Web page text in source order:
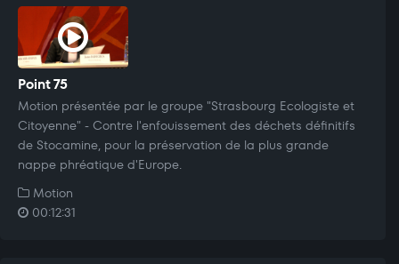
Point 75
Motion présentée par le groupe "Strasbourg Ecologiste et
Citoyenne" - Contre l'enfouissement des déchets définitifs
de Stocamine, pour la préservation de la plus grande
nappe phréatique d'Europe.
Motion
00:12:31